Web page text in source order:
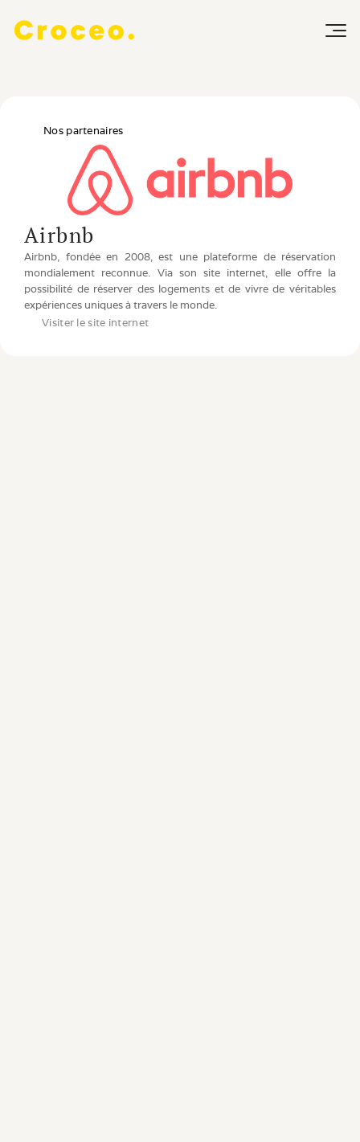
Nos partenaires
Airbnb
Airbnb, fondée en 2008, est une plateforme de réservation
mondialement reconnue. Via son site internet, elle offre la
possibilité de réserver des logements et de vivre de véritables
expériences uniques à travers le monde.
Visiter le site internet